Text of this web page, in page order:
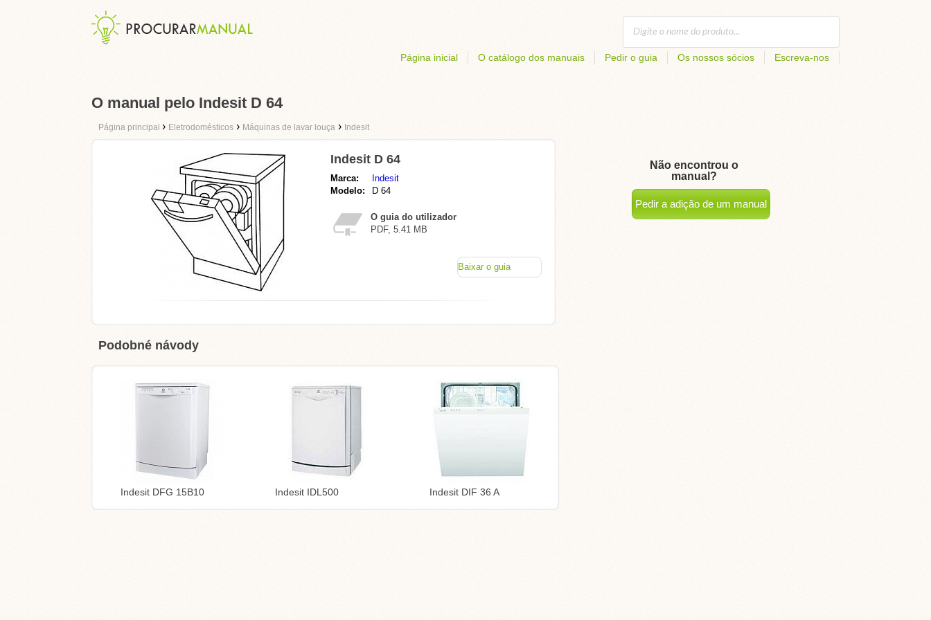
Página inicial O catálogo dos manuais Pedir o guia Os nossos sócios Escreva-nos
O manual pelo Indesit D 64
Página principal › Eletrodomésticos › Máquinas de lavar louça › Indesit
Indesit D 64
Marca:
Indesit
Modelo:
D 64
O guia do utilizador
PDF, 5.41 MB
Baixar o guia
Podobné návody
Indesit DFG 15B10 Indesit IDL500 Indesit DIF 36 A
Não encontrou o
manual?
Pedir a adição de um manual